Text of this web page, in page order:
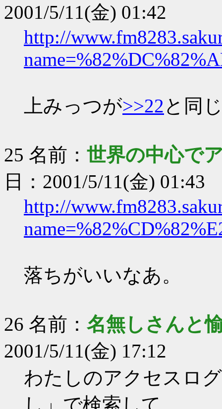
2001/5/11(金) 01:42
http://
上みっつが>>22と同
25 名前： 世界の中心で
日：2001/5/11(金) 01:43
http://
落ちがいいなあ。
26 名前： 名無しさんと
2001/5/11(金) 17:12
わたしのアクセスロ
し」で検索して